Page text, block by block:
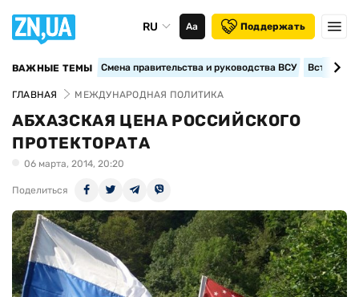
RU Аа Поддержать
ВАЖНЫЕ ТЕМЫ Смена правительства и руководства ВСУ
ГЛАВНАЯ МЕЖДУНАРОДНАЯ ПОЛИТИКА
АБХАЗСКАЯ ЦЕНА РОССИЙСКОГО
ПРОТЕКТОРАТА
06 марта, 2014, 20:20
Поделиться